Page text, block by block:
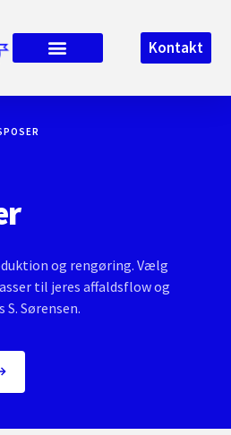
Kontakt
og rengøring. Vælg
til jeres affaldsflow og
Sørensen.